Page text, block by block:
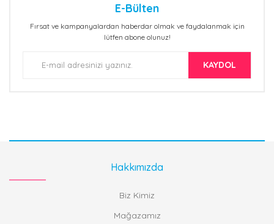
E-Bülten
Fırsat ve kampanyalardan haberdar olmak ve faydalanmak için
lütfen abone olunuz!
KAYDOL
Hakkımızda
Biz Kimiz
Mağazamız